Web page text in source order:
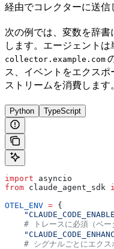
経由でコレクターに送信
次の例では、変数を辞書
します。エージェント
collector.example.com
ス、イベントをエクス
ストリームを消費します。
Python TypeScript
import asyncio
from claude_agent_sdk
OTEL_ENV = {
# トレースに必須（ベー
# シグナルごとにエクス